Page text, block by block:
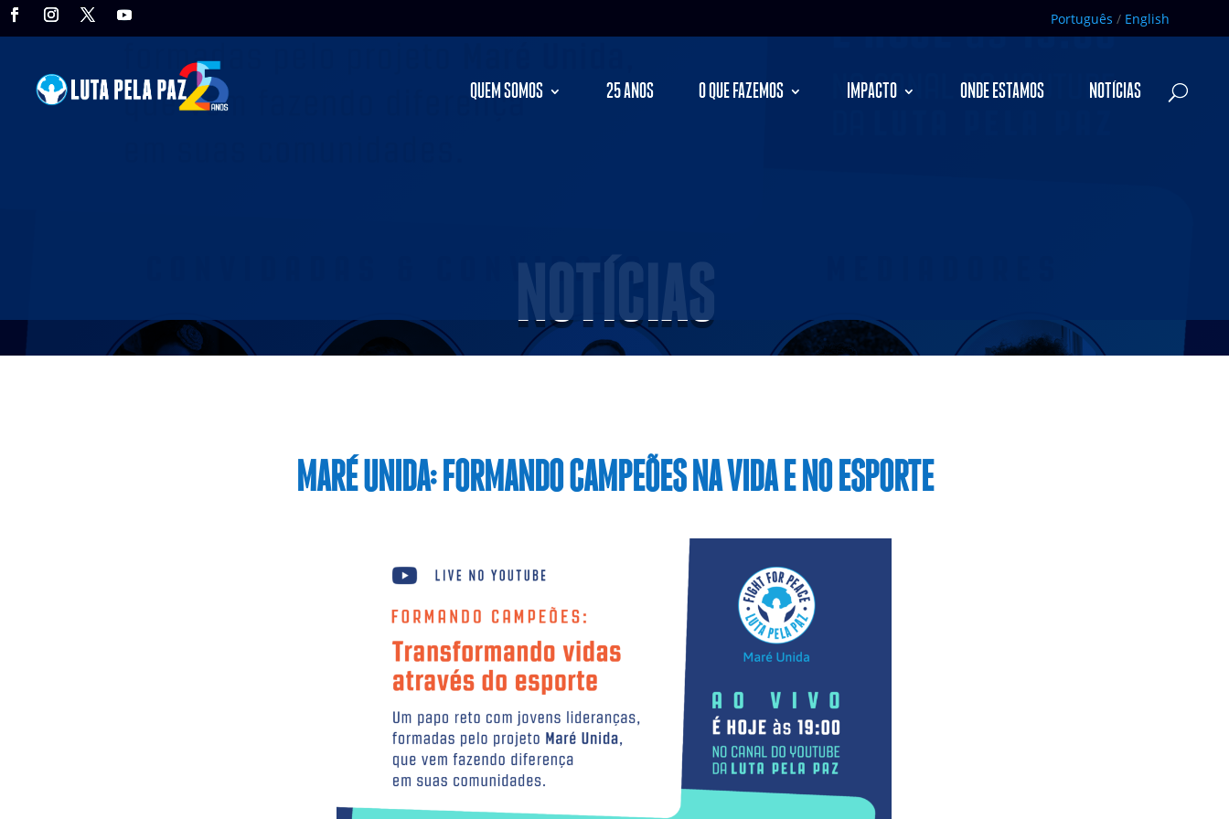
Português / English
QUEM SOMOS 25 ANOS O QUE FAZEMOS IMPACTO ONDE ESTAMOS NOTÍCIAS
NOTÍCIAS
MARÉ UNIDA: FORMANDO CAMPEÕES NA VIDA E NO ESPORTE